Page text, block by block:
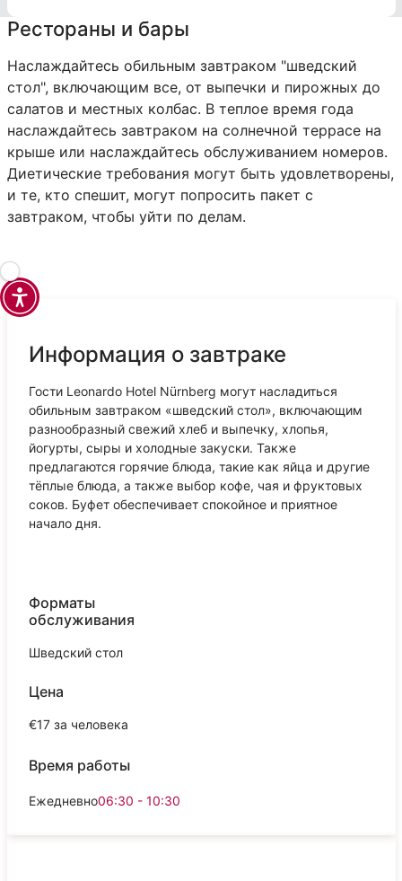
Рестораны и бары
Наслаждайтесь обильным завтраком "шведский
стол", включающим все, от выпечки и пирожных до
салатов и местных колбас. В теплое время года
наслаждайтесь завтраком на солнечной террасе на
крыше или наслаждайтесь обслуживанием номеров.
Диетические требования могут быть удовлетворены,
и те, кто спешит, могут попросить пакет с
завтраком, чтобы уйти по делам.
Информация о завтраке
Гости Leonardo Hotel Nürnberg могут насладиться
обильным завтраком «шведский стол», включающим
разнообразный свежий хлеб и выпечку, хлопья,
йогурты, сыры и холодные закуски. Также
предлагаются горячие блюда, такие как яйца и другие
тёплые блюда, а также выбор кофе, чая и фруктовых
соков. Буфет обеспечивает спокойное и приятное
начало дня.
Форматы
обслуживания
Шведский стол
Цена
€17 за человека
Время работы
Ежедневно06:30 - 10:30